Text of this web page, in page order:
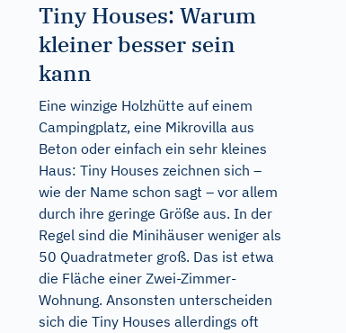
Tiny Houses: Warum
kleiner besser sein
kann
Eine winzige Holzhütte auf einem
Campingplatz, eine Mikrovilla aus
Beton oder einfach ein sehr kleines
Haus: Tiny Houses zeichnen sich –
wie der Name schon sagt – vor allem
durch ihre geringe Größe aus. In der
Regel sind die Minihäuser weniger als
50 Quadratmeter groß. Das ist etwa
die Fläche einer Zwei-Zimmer-
Wohnung. Ansonsten unterscheiden
sich die Tiny Houses allerdings oft